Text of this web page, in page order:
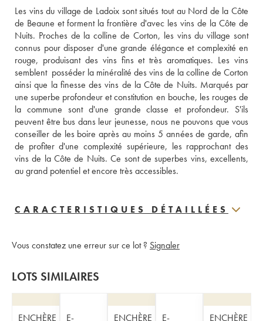
Les vins du village de Ladoix sont situés tout au Nord de la Côte
de Beaune et forment la frontière d'avec les vins de la Côte de
Nuits. Proches de la colline de Corton, les vins du village sont
connus pour disposer d'une grande élégance et complexité en
rouge, produisant des vins fins et très aromatiques. Les vins
semblent  posséder la minéralité des vins de la colline de Corton
ainsi que la finesse des vins de la Côte de Nuits. Marqués par
une superbe profondeur et constitution en bouche, les rouges de
la commune sont d'une grande classe et profondeur. S'ils
peuvent être bus dans leur jeunesse, nous ne pouvons que vous
conseiller de les boire après au moins 5 années de garde, afin
de profiter d'une complexité supérieure, les rapprochant des
vins de la Côte de Nuits. Ce sont de superbes vins, excellents,
au grand potentiel et encore très accessibles.
CARACTERISTIQUES DÉTAILLÉES
Vous constatez une erreur sur ce lot ? Signaler
LOTS SIMILAIRES
ENCHÈRE E- ENCHÈRE E- ENCHÈRE